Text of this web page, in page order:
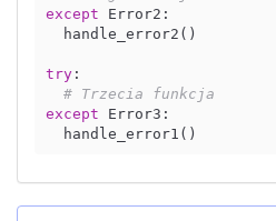
except Error2:
try:
# Trzecia funkcja
except Error3: